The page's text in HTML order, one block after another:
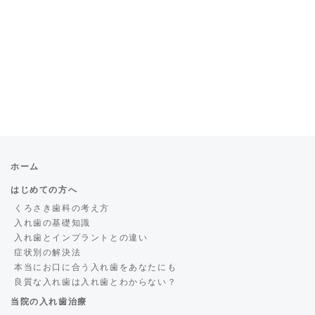
ホーム
はじめての方へ
くろさき歯科の考え方
入れ歯の基礎知識
入れ歯とインプラントとの違い
症状別の解決法
本当にお口に合う入れ歯をあなたにも
良質な入れ歯は入れ歯とわからない？
当院の入れ歯治療